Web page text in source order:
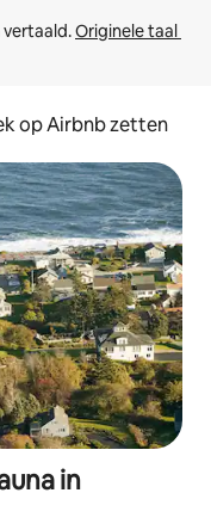
Originele taal
op Airbnb zetten
in